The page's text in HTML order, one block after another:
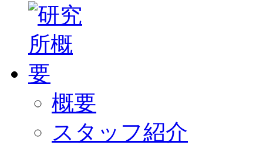
概要
スタッフ紹介